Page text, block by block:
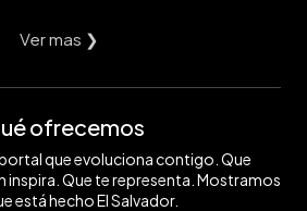
Ver mas ❯
ofrecemos
que evoluciona contigo. Que
Que te representa. Mostramos
está hecho El Salvador.